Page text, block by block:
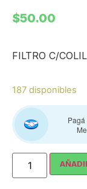
$50.00
FILTRO C/
187 disponibles
Pagá